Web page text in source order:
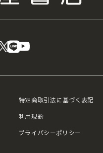
instagram
X LINE
特定商取引法に基づく表記
利用規約
プライバシーポリシー